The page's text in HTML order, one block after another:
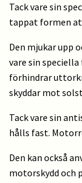
Tack vare sin
tappat formen
Den mjukar upp
vare sin
förhindrar
skyddar mot
Tack vare sin
hålls fast.
Den kan också
motorskydd och